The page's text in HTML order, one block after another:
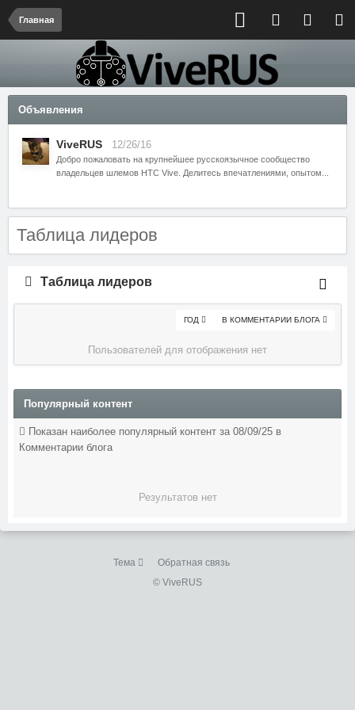
Главная
Объявления
ViveRUS 12/26/16
Добро пожаловать на крупнейшее русскоязычное сообщество
владельцев шлемов HTC Vive. Делитесь впечатлениями, опытом...
Таблица лидеров
Таблица лидеров
В КОММЕНТАРИИ БЛОГА
ГОД
Пользователей для отображения нет
Популярный контент
Показан наиболее популярный контент за 08/09/25 в
Комментарии блога
Результатов нет
Тема
Обратная связь
© ViveRUS